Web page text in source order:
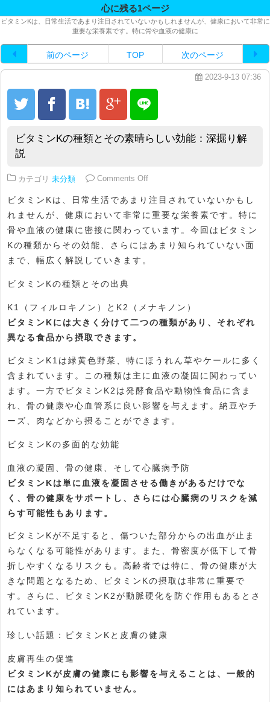
心に残る1ページ
ビタミンKは、日常生活であまり注目されていないかもしれませんが、健康において非常に
重要な栄養素です。特に骨や血液の健康に
前のページ TOP 次のページ
2023-9-13 07:36
ビタミンKの種類とその素晴らしい効能：深掘り解
説
カテゴリ 未分類 Comments Offon ビタミンKの種類とその素晴ら
ビタミンKは、日常生活であまり注目されていないかもし
れませんが、健康において非常に重要な栄養素です。特に
骨や血液の健康に密接に関わっています。今回はビタミン
Kの種類からその効能、さらにはあまり知られていない面
まで、幅広く解説していきます。
ビタミンKの種類とその出典
K1（フィルロキノン）とK2（メナキノン）
ビタミンKには大きく分けて二つの種類があり、それぞれ
異なる食品から摂取できます。
ビタミンK1は緑黄色野菜、特にほうれん草やケールに多く
含まれています。この種類は主に血液の凝固に関わってい
ます。一方でビタミンK2は発酵食品や動物性食品に含ま
れ、骨の健康や心血管系に良い影響を与えます。納豆やチ
ーズ、肉などから摂ることができます。
ビタミンKの多面的な効能
血液の凝固、骨の健康、そして心臓病予防
ビタミンKは単に血液を凝固させる働きがあるだけでな
く、骨の健康をサポートし、さらには心臓病のリスクを減
らす可能性もあります。
ビタミンKが不足すると、傷ついた部分からの出血が止ま
らなくなる可能性があります。また、骨密度が低下して骨
折しやすくなるリスクも。高齢者では特に、骨の健康が大
きな問題となるため、ビタミンKの摂取は非常に重要で
す。さらに、ビタミンK2が動脈硬化を防ぐ作用もあるとさ
れています。
珍しい話題：ビタミンKと皮膚の健康
皮膚再生の促進
ビタミンKが皮膚の健康にも影響を与えることは、一般的
にはあまり知られていません。